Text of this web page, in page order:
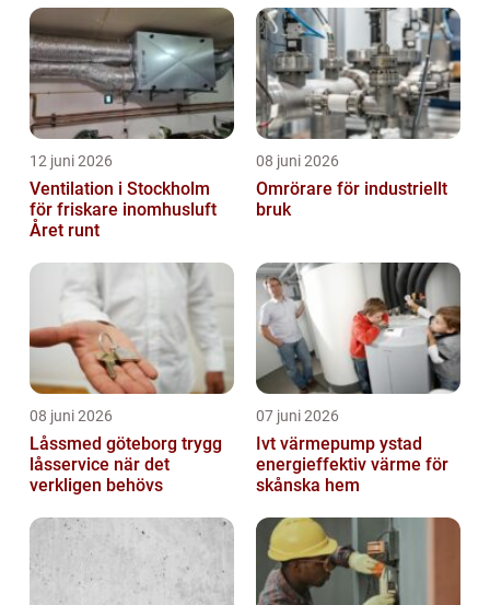
12 juni 2026
Ventilation i Stockholm
för friskare inomhusluft
Året runt
08 juni 2026
Omrörare för industriellt
bruk
08 juni 2026
Låssmed göteborg trygg
låsservice när det
verkligen behövs
07 juni 2026
Ivt värmepump ystad
energieffektiv värme för
skånska hem